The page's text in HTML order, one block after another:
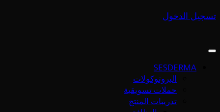
تسجيل الدخول
SESDERMA
البروتوكولات
حملات تسويقية
تدريبات المنتج